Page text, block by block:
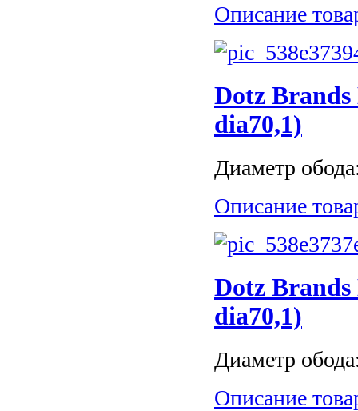
Описание
Dotz Brands
dia70,1)
Диаметр
Описание
Dotz Brands
dia70,1)
Диаметр
Описание